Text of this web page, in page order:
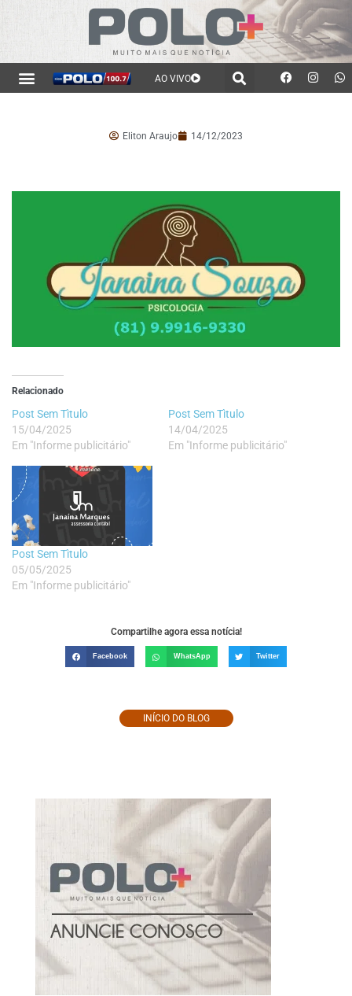
AO VIVO
Eliton Araujo 14/12/2023
Relacionado
Post Sem Tìtulo
15/04/2025
Em "Informe publicitário"
Post Sem Tìtulo
14/04/2025
Em "Informe publicitário"
Post Sem Tìtulo
05/05/2025
Em "Informe publicitário"
Compartilhe agora essa notícia!
Facebook WhatsApp Twitter
INÍCIO DO BLOG